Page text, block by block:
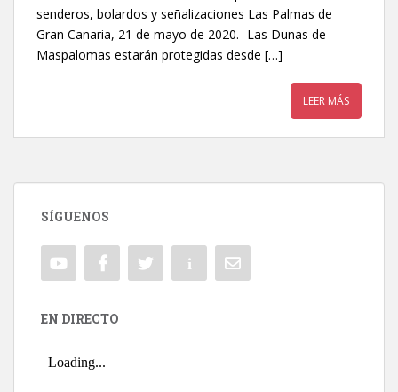
senderos, bolardos y señalizaciones Las Palmas de
Gran Canaria, 21 de mayo de 2020.- Las Dunas de
Maspalomas estarán protegidas desde […]
LEER MÁS
SÍGUENOS
EN DIRECTO